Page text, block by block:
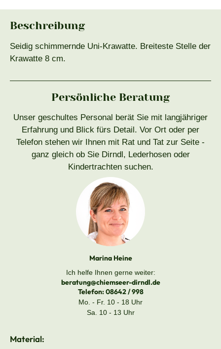
Beschreibung
Seidig schimmernde Uni-Krawatte. Breiteste Stelle der
Krawatte 8 cm.
Persönliche Beratung
Unser geschultes Personal berät Sie mit langjähriger
Erfahrung und Blick fürs Detail. Vor Ort oder per
Telefon stehen wir Ihnen mit Rat und Tat zur Seite -
ganz gleich ob Sie Dirndl, Lederhosen oder
Kindertrachten suchen.
Marina Heine
Ich helfe Ihnen gerne weiter:
beratung@chiemseer-dirndl.de
Telefon:08642 / 998
Mo. - Fr. 10 - 18 Uhr
Sa. 10 - 13 Uhr
Material: